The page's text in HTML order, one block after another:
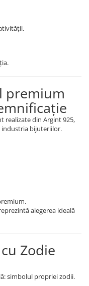
premium
realizate din Argint 925,
industria bijuteriilor.
alegerea ideală
Zodie
simbolul propriei zodii.